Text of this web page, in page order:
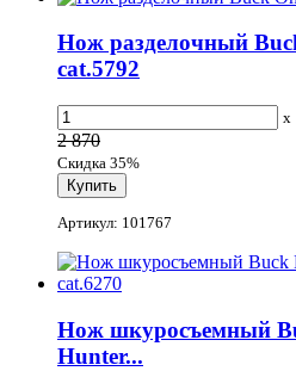
Нож разделочный
cat.5792
x
2 870
Скидка 35%
Артикул: 101767
Нож шкуросъемный
Hunter...